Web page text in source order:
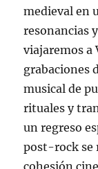
medieval en
resonancias
viajaremos a
grabaciones
musical de
rituales y
un regreso
post-rock se